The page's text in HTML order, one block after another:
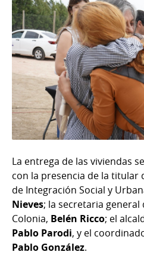
La entrega de las viviendas
con la presencia de la titular
de Integración Social y
Nieves; la secretaria
Colonia, Belén Ricco; el
Pablo Parodi, y el
Pablo González.